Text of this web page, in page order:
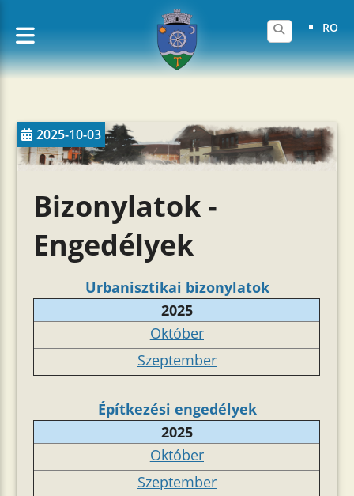
RO
2025-10-03
Bizonylatok -
Engedélyek
Urbanisztikai bizonylatok
2025
Október
Szeptember
Építkezési engedélyek
2025
Október
Szeptember